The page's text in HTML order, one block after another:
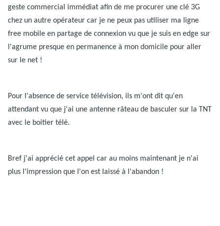
geste commercial immédiat afin de me procurer une clé 3G
chez un autre opérateur car je ne peux pas utiliser ma ligne
free mobile en partage de connexion vu que je suis en edge sur
l'agrume presque en permanence à mon domicile pour aller
sur le net !
Pour l'absence de service télévision, ils m'ont dit qu'en
attendant vu que j'ai une antenne râteau de basculer sur la TNT
avec le boitier télé.
Bref j'ai apprécié cet appel car au moins maintenant je n'ai
plus l'impression que l'on est laissé à l'abandon !